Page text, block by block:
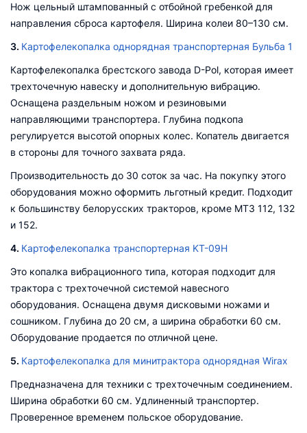
Нож цельный штампованный с отбойной гребенкой для
направления сброса картофеля. Ширина колеи 80–130 см.
3. Картофелекопалка однорядная транспортерная Бульба 1
Картофелекопалка брестского завода D-Pol, которая имеет
трехточечную навеску и дополнительную вибрацию.
Оснащена раздельным ножом и резиновыми
направляющими транспортера. Глубина подкопа
регулируется высотой опорных колес. Копатель двигается
в стороны для точного захвата ряда.
Производительность до 30 соток за час. На покупку этого
оборудования можно оформить льготный кредит. Подходит
к большинству белорусских тракторов, кроме МТЗ 112, 132
и 152.
4. Картофелекопалка транспортерная KT-09Н
Это копалка вибрационного типа, которая подходит для
трактора с трехточечной системой навесного
оборудования. Оснащена двумя дисковыми ножами и
сошником. Глубина до 20 см, а ширина обработки 60 см.
Оборудование продается по отличной цене.
5. Картофелекопалка для минитрактора однорядная Wirax
Предназначена для техники с трехточечным соединением.
Ширина обработки 60 см. Удлиненный транспортер.
Проверенное временем польское оборудование.